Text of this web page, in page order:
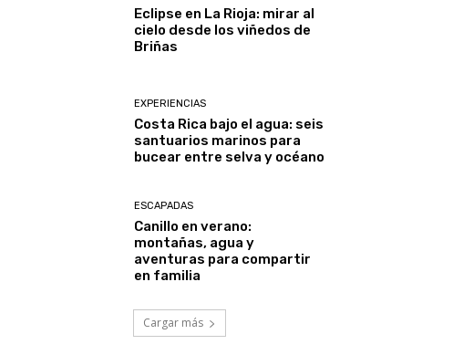
Eclipse en La Rioja: mirar al
cielo desde los viñedos de
Briñas
EXPERIENCIAS
Costa Rica bajo el agua: seis
santuarios marinos para
bucear entre selva y océano
ESCAPADAS
Canillo en verano:
montañas, agua y
aventuras para compartir
en familia
Cargar más